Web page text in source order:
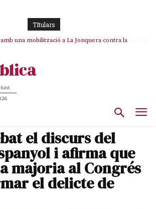
TItulars
una mobilització a La Jonquera contra la
planta contra la “nefasta” prolongació de la C-32 i
el discurs del
i afirma que
majoria al Congrés
el delicte de